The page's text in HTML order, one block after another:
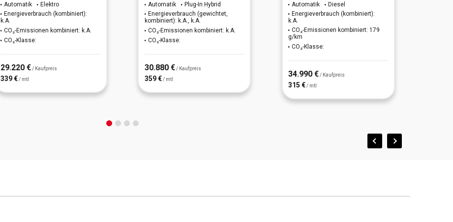
Automatik
Elektro
Energieverbrauch (kombiniert):
k.A.
CO₂-Emissionen kombiniert: k.A.
CO₂-Klasse:
29.220 € / Kaufpreis
339 € / mtl
Automatik
Plug-In Hybrid
Energieverbrauch (gewichtet,
kombiniert): k.A., k.A.
CO₂-Emissionen kombiniert: k.A.
CO₂-Klasse:
30.880 € / Kaufpreis
359 € / mtl
Automatik
Diesel
Energieverbrauch (kombiniert):
k.A.
CO₂-Emissionen kombiniert: 179
g/km
CO₂-Klasse:
34.990 € / Kaufpreis
315 € / mtl